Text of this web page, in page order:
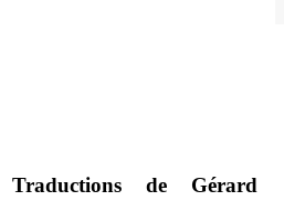
Traductions de Gérard